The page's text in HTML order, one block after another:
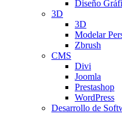
Diseño
3D
3D
Modelar
Zbrush
CMS
Divi
Joomla
Prestashop
WordPress
Desarrollo de